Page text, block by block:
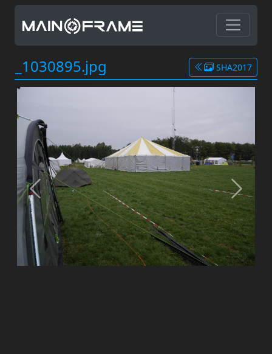
_1030895.jpg SHA2017